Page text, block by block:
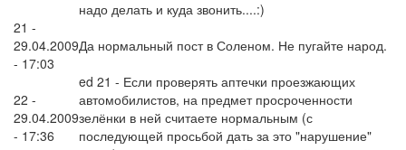
надо делать и куда звонить....:)
21 -
29.04.2009
- 17:03
Да нормальный пост в Соленом. Не пугайте народ.
22 -
29.04.2009
- 17:36
ed 21 - Если проверять аптечки проезжающих
автомобилистов, на предмет просроченности
зелёнки в ней считаете нормальным (с
последующей просьбой дать за это "нарушение"